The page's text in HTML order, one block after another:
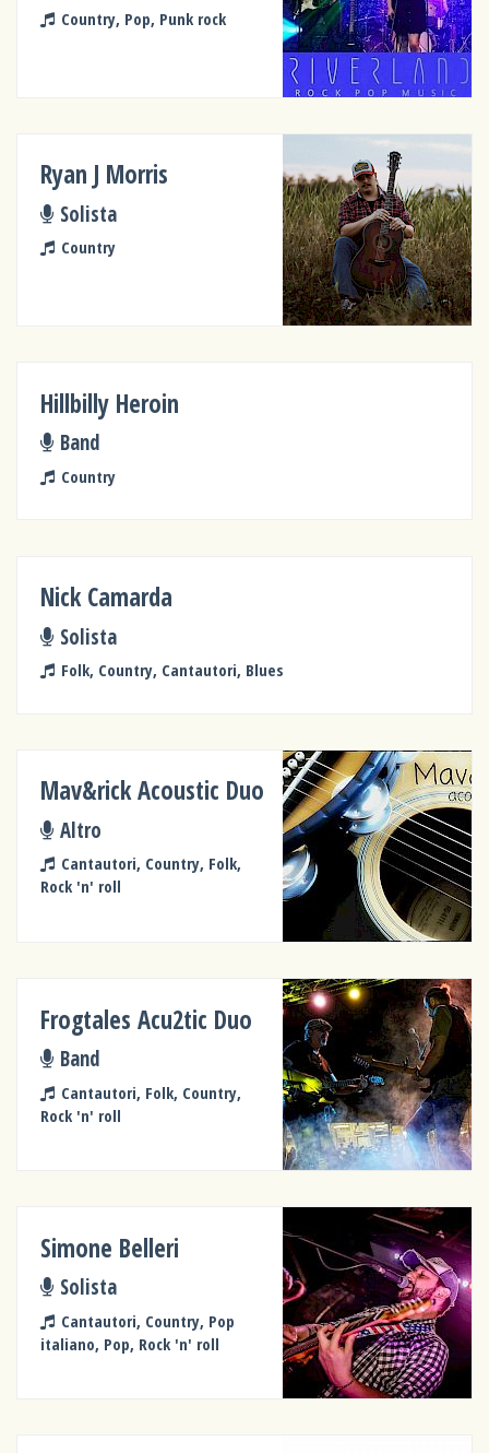
Country, Pop, Punk rock
Ryan J Morris
Solista
Country
Hillbilly Heroin
Band
Country
Nick Camarda
Solista
Folk, Country, Cantautori, Blues
Mav&rick Acoustic Duo
Altro
Cantautori, Country, Folk,
Rock 'n' roll
Frogtales Acu2tic Duo
Band
Cantautori, Folk, Country,
Rock 'n' roll
Simone Belleri
Solista
Cantautori, Country, Pop
italiano, Pop, Rock 'n' roll